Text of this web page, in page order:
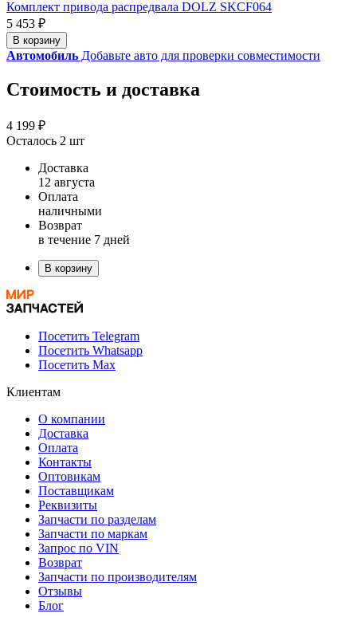
Комплект привода распредвала DOLZ SKCF064
5 453 ₽
В корзину
Автомобиль Добавьте авто для проверки совместимости
Стоимость и доставка
4 199 ₽
Осталось 2 шт
Доставка
12 августа
Оплата
наличными
Возврат
в течение 7 дней
В корзину
Посетить Telegram
Посетить Whatsapp
Посетить Max
Клиентам
О компании
Доставка
Оплата
Контакты
Оптовикам
Поставщикам
Реквизиты
Запчасти по разделам
Запчасти по маркам
Запрос по VIN
Возврат
Запчасти по производителям
Отзывы
Блог